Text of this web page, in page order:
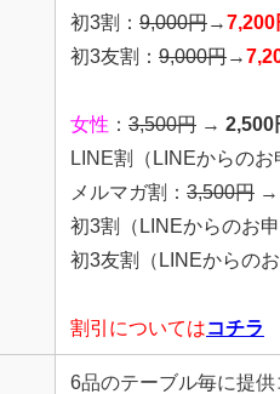
初3割： 9,000円→7,200
初3友割： 9,000円→
女性 ： 3,500円 → 2,500
LINE割
（LINEからのお
メルマガ割： 3,500円 →
初3割（LINEからのお申
初3友割（LINEからのお
割引についてはコチラ
6品のテーブル毎に提供